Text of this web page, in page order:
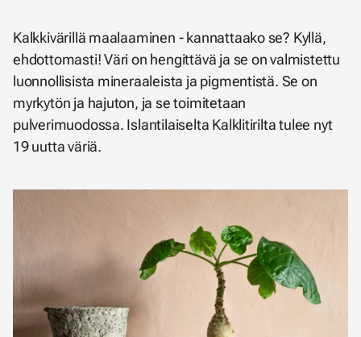
Kalkkivärillä maalaaminen - kannattaako se? Kyllä,
ehdottomasti! Väri on hengittävä ja se on valmistettu
luonnollisista mineraaleista ja pigmentistä. Se on
myrkytön ja hajuton, ja se toimitetaan
pulverimuodossa. Islantilaiselta Kalklitirilta tulee nyt
19 uutta väriä.